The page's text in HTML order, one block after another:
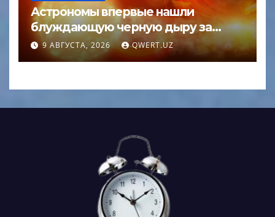
Астрономы впервые нашли
блуждающую черную дыру за
пределами галактики
9 АВГУСТА, 2026 QWERT.UZ